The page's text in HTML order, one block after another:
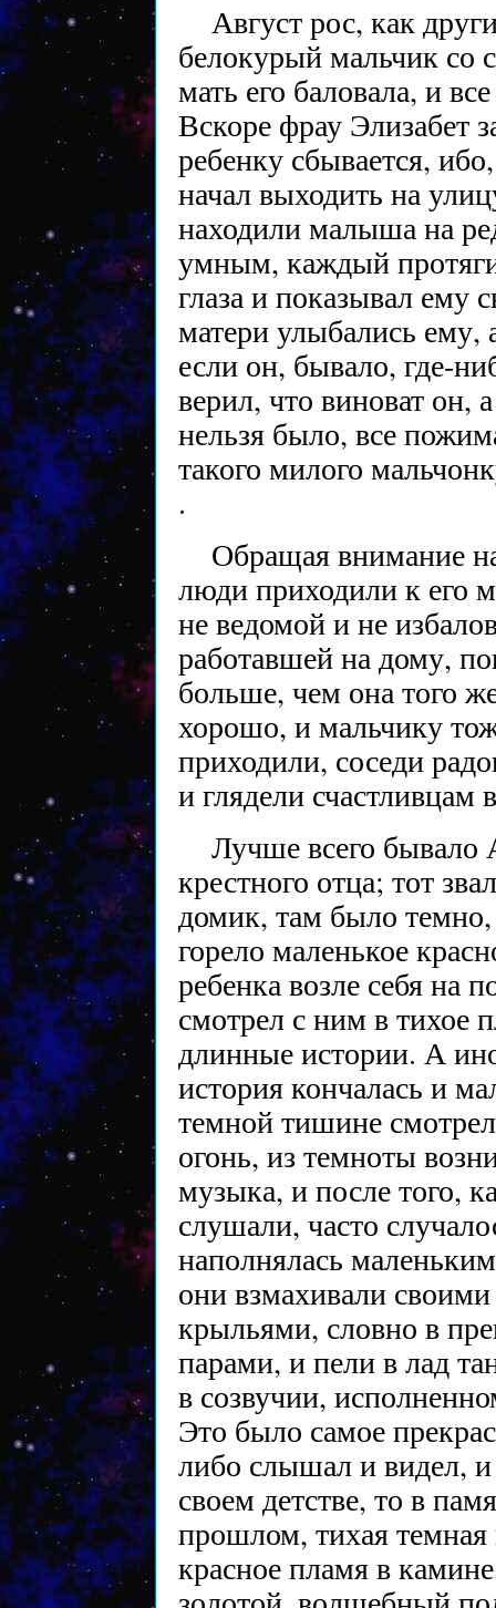
Август рос, как
белокурый мальчик со
мать его баловала, и
Вскоре фрау Элизабет
ребенку сбывается,
начал выходить на
находили малыша на
умным, каждый
глаза и показывал ему
матери улыбались ему,
если он, бывало, где-
верил, что виноват он,
нельзя было, все
такого милого
.
Обращая внимание
люди приходили к его
не ведомой и не
работавшей на дому,
больше, чем она того
хорошо, и мальчику
приходили, соседи
и глядели счастливцам
Лучше всего бывало
крестного отца; тот
домик, там было
горело маленькое
ребенка возле себя на
смотрел с ним в тихое
длинные истории. А
история кончалась и
темной тишине
огонь, из темноты
музыка, и после того,
слушали, часто
наполнялась
они взмахивали
крыльями, словно в
парами, и пели в лад
в созвучии,
Это было самое
либо слышал и видел, и
своем детстве, то в
прошлом, тихая темная
красное пламя в